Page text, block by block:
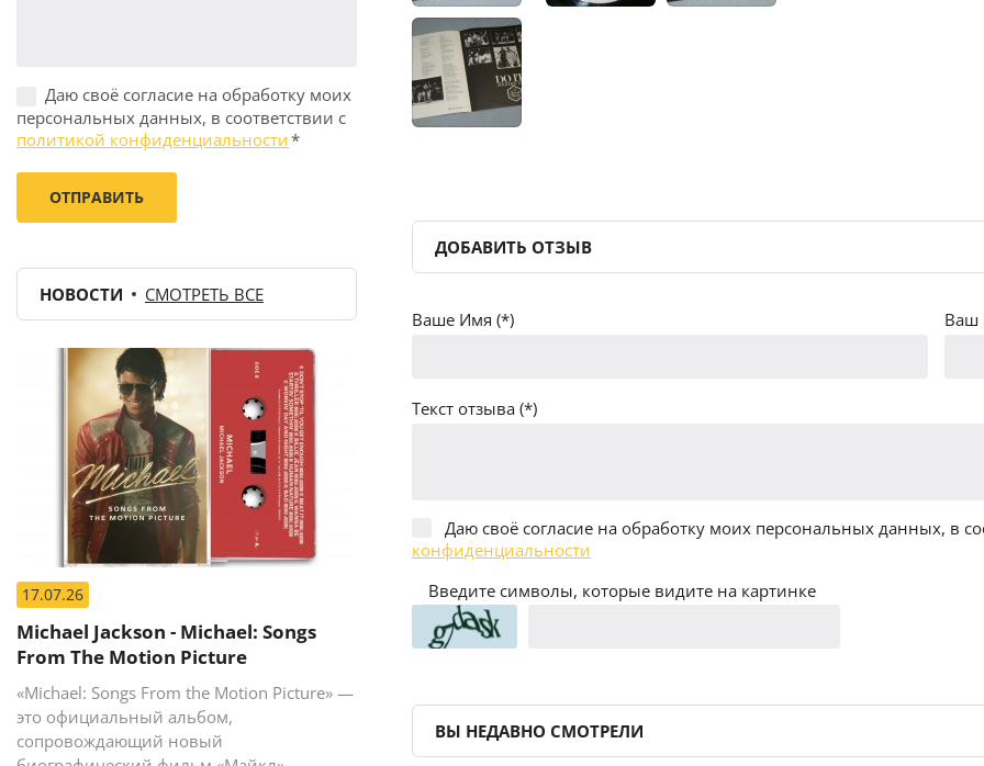
Даю своё согласие на обработку моих
персональных данных, в соответствии с
политикой конфиденциальности*
НОВОСТИ СМОТРЕТЬ ВСЕ
17.07.26
Michael Jackson - Michael: Songs
From The Motion Picture
«Michael: Songs From the Motion Picture» —
это официальный альбом,
сопровождающий новый
ДОБАВИТЬ ОТЗЫВ
Ваше Имя (*) Ваш
Текст отзыва (*)
Даю своё согласие на обработку моих персональных данных, в
конфиденциальности
Введите символы, которые видите на картинке
ВЫ НЕДАВНО СМОТРЕЛИ